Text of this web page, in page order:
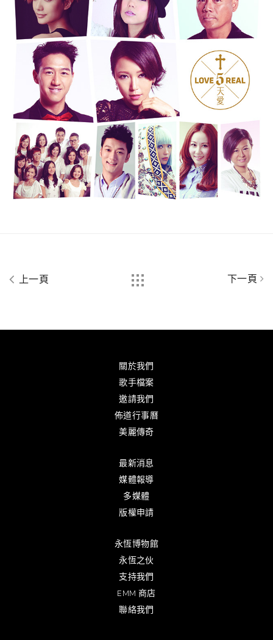
上一頁 下一頁
關於我們
歌手檔案
邀請我們
佈道行事曆
美麗傳奇
最新消息
媒體報導
多媒體
版權申請
永恆博物館
永恆之伙
支持我們
EMM 商店
聯絡我們